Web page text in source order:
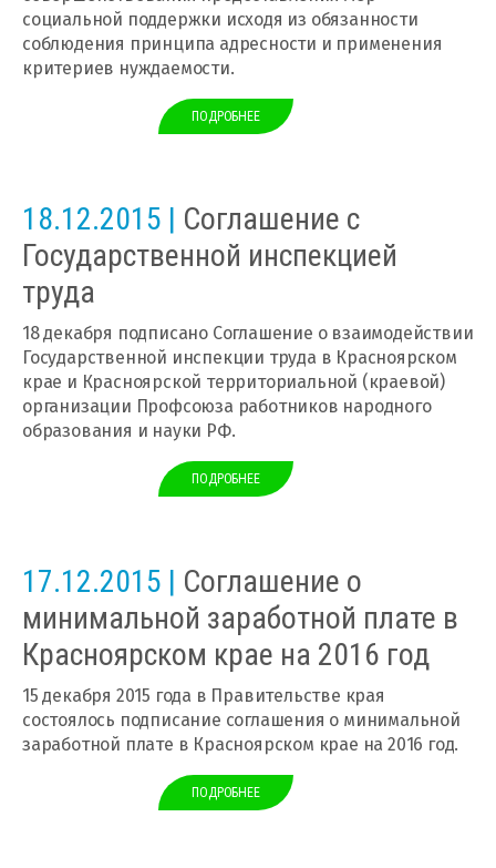
социальной поддержки исходя из обязанности
соблюдения принципа адресности и применения
критериев нуждаемости.
ПОДРОБНЕЕ
18.12.2015 | Соглашение с
Государственной инспекцией
труда
18 декабря подписано Соглашение о взаимодействии
Государственной инспекции труда в Красноярском
крае и Красноярской территориальной (краевой)
организации Профсоюза работников народного
образования и науки РФ.
ПОДРОБНЕЕ
17.12.2015 | Cоглашение о
минимальной заработной плате в
Красноярском крае на 2016 год
15 декабря 2015 года в Правительстве края
состоялось подписание соглашения о минимальной
заработной плате в Красноярском крае на 2016 год.
ПОДРОБНЕЕ